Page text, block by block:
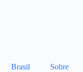
Brasil Sobre